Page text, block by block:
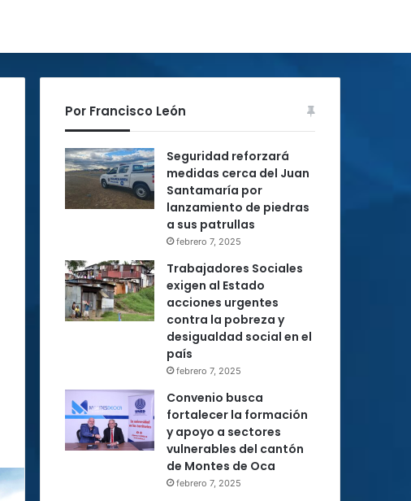
Por Francisco León
Seguridad reforzará
medidas cerca del Juan
Santamaría por
lanzamiento de piedras
a sus patrullas
febrero 7, 2025
Trabajadores Sociales
exigen al Estado
acciones urgentes
contra la pobreza y
desigualdad social en el
país
febrero 7, 2025
Convenio busca
fortalecer la formación
y apoyo a sectores
vulnerables del cantón
de Montes de Oca
febrero 7, 2025